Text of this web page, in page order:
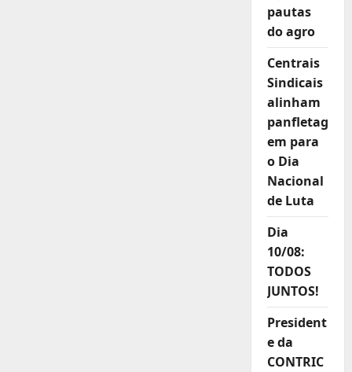
pautas
do agro
Centrais
Sindicais
alinham
panfletag
em para
o Dia
Nacional
de Luta
Dia
10/08:
TODOS
JUNTOS!
President
e da
CONTRIC